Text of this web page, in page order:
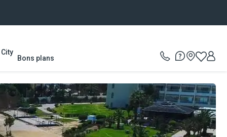
Bons plans